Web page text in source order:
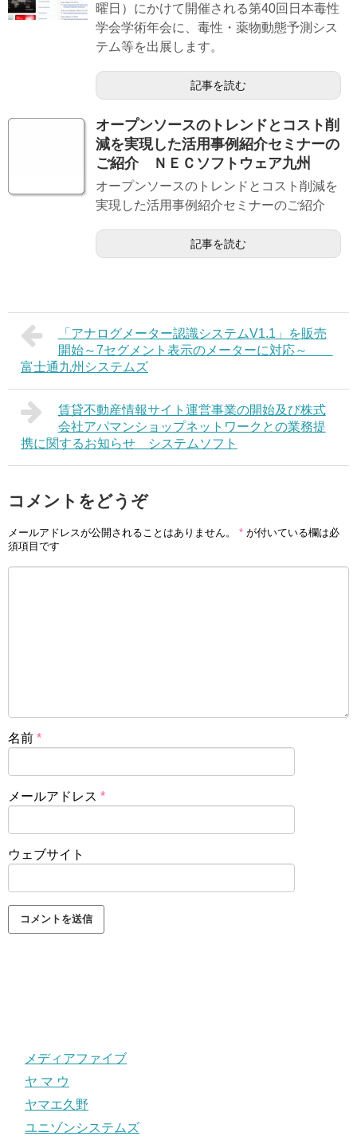
曜日）にかけて開催される第40回日本毒性
学会学術年会に、毒性・薬物動態予測シス
テム等を出展します。
記事を読む
オープンソースのトレンドとコスト削
減を実現した活用事例紹介セミナーの
ご紹介 ＮＥＣソフトウェア九州
オープンソースのトレンドとコスト削減を
実現した活用事例紹介セミナーのご紹介
記事を読む
「アナログメーター認識システムV1.1」を販売
開始～7セグメント表示のメーターに対応～
富士通九州システムズ
賃貸不動産情報サイト運営事業の開始及び株式
会社アパマンショップネットワークとの業務提
携に関するお知らせ システムソフト
コメントをどうぞ
メールアドレスが公開されることはありません。 * が付いている欄は必
須項目です
名前 *
メールアドレス *
ウェブサイト
メディアファイブ
ヤ マ ウ
ヤマエ久野
ユニゾンシステムズ